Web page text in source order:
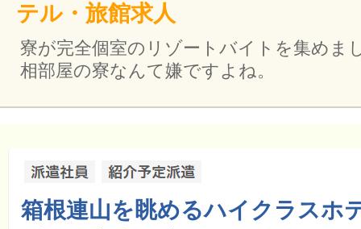
テル・旅館求人
寮が完全個室のリゾートバイトを集めま
相部屋の寮なんて嫌ですよね。
箱根連山を眺めるハイクラスホ